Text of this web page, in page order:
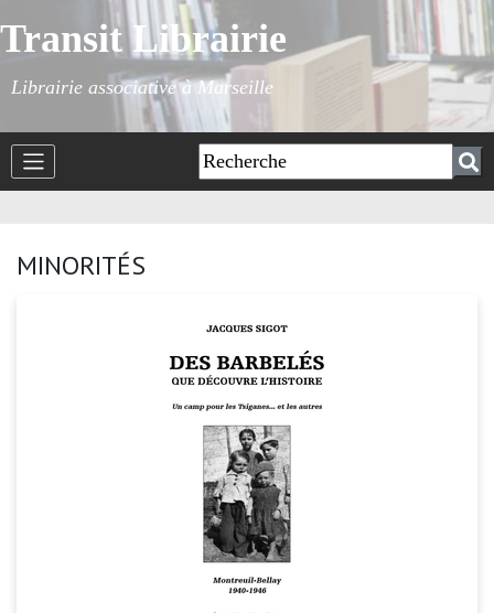
Transit Librairie
Librairie associative à Marseille
MINORITÉS